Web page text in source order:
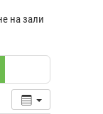
на зали